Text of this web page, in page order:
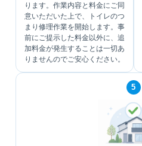
ります。作業内容と料金にご同
意いただいた上で、トイレのつ
まり修理作業を開始します。事
前にご提示した料金以外に、追
加料金が発生することは一切あ
りませんのでご安心ください。
5